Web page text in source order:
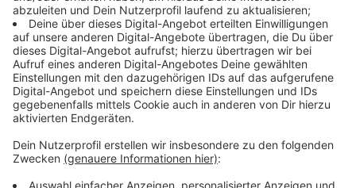
Veröffentlicht:Montag, 11.05.2026 06:47
Anzeige